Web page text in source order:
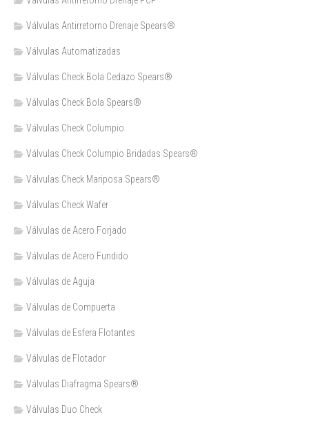
Válvulas Antirretorno Drenaje Spears®
Válvulas Automatizadas
Válvulas Check Bola Cedazo Spears®
Válvulas Check Bola Spears®
Válvulas Check Columpio
Válvulas Check Columpio Bridadas Spears®
Válvulas Check Mariposa Spears®
Válvulas Check Wafer
Válvulas de Acero Forjado
Válvulas de Acero Fundido
Válvulas de Aguja
Válvulas de Compuerta
Válvulas de Esfera Flotantes
Válvulas de Flotador
Válvulas Diafragma Spears®️
Válvulas Duo Check